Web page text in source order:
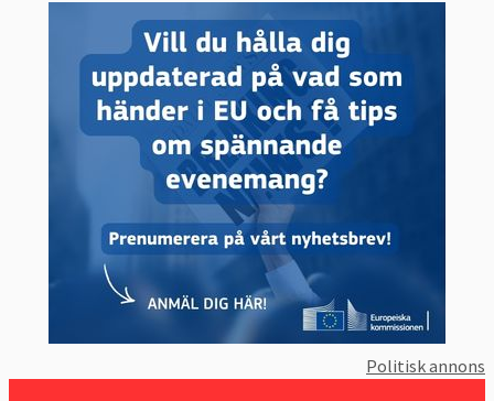
Brett stöd hos svenska parlamentariker till
nya EU-lagar
Europeiska partiernas vallöften:Om
ekonomisk politik
Europeiska partiernas vallöften:Om försvar
och brottsbekämpning
Europeiska partiernas vallöften:
miljö och energi
Europeiska partiernas vallöften:
arbetsmarknad och sociala frågor
Sveriges mest och minst aktiva EU-politiker
svenska EU-valet
Politisk annons